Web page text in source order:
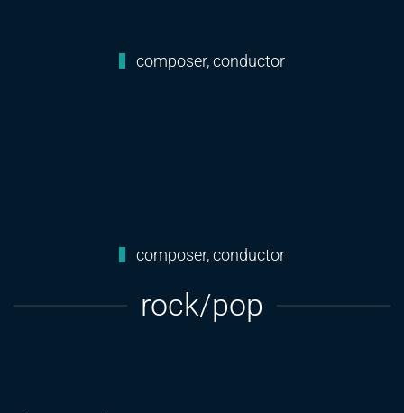
composer, conductor
composer, conductor
rock/pop